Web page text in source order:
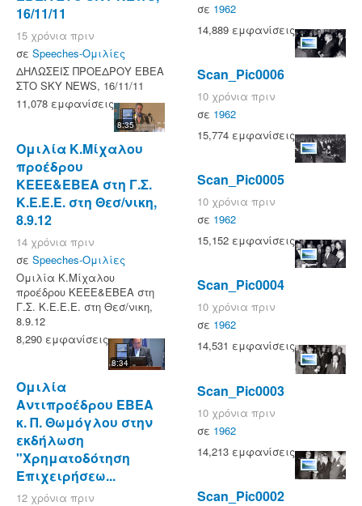
16/11/11
15 χρόνια πριν
σε Speeches-Ομιλίες
ΔΗΛΩΣΕΙΣ ΠΡΟΕΔΡΟΥ ΕΒΕΑ
ΣΤΟ SKY NEWS, 16/11/11
11,078 εμφανίσεις
8:35
Ομιλία Κ.Μίχαλου
προέδρου
ΚΕΕΕ&ΕΒΕΑ στη Γ.Σ.
Κ.Ε.Ε.Ε. στη Θεσ/νικη,
8.9.12
14 χρόνια πριν
σε Speeches-Ομιλίες
Ομιλία Κ.Μίχαλου
προέδρου ΚΕΕΕ&ΕΒΕΑ στη
Γ.Σ. Κ.Ε.Ε.Ε. στη Θεσ/νικη,
8.9.12
8,290 εμφανίσεις
8:34
Ομιλία
Αντιπροέδρου ΕΒΕΑ
κ. Π. Θωμόγλου στην
εκδήλωση
"Χρηματοδότηση
Επιχειρήσεω...
12 χρόνια πριν
σε 1962
14,889 εμφανίσεις
Scan_Pic0006
10 χρόνια πριν
σε 1962
15,774 εμφανίσεις
Scan_Pic0005
10 χρόνια πριν
σε 1962
15,152 εμφανίσεις
Scan_Pic0004
10 χρόνια πριν
σε 1962
14,531 εμφανίσεις
Scan_Pic0003
10 χρόνια πριν
σε 1962
14,213 εμφανίσεις
Scan_Pic0002